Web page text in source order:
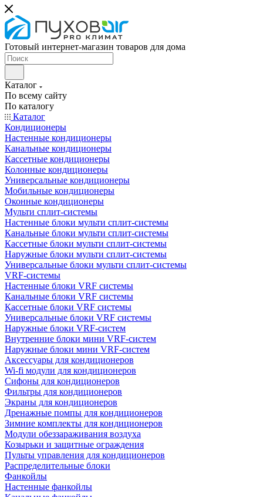
Готовый интернет-магазин товаров для дома
Каталог
По всему сайту
По каталогу
Каталог
Кондиционеры
Настенные кондиционеры
Канальные кондиционеры
Кассетные кондиционеры
Колонные кондиционеры
Универсальные кондиционеры
Мобильные кондиционеры
Оконные кондиционеры
Мульти сплит-системы
Настенные блоки мульти сплит-системы
Канальные блоки мульти сплит-системы
Кассетные блоки мульти сплит-системы
Наружные блоки мульти сплит-системы
Универсальные блоки мульти сплит-системы
VRF-системы
Настенные блоки VRF системы
Канальные блоки VRF системы
Кассетные блоки VRF системы
Универсальные блоки VRF системы
Наружные блоки VRF-систем
Внутренние блоки мини VRF-систем
Наружные блоки мини VRF-систем
Аксессуары для кондиционеров
Wi-fi модули для кондиционеров
Сифоны для кондиционеров
Фильтры для кондиционеров
Экраны для кондиционеров
Дренажные помпы для кондиционеров
Зимние комплекты для кондиционеров
Модули обеззараживания воздуха
Козырьки и защитные ограждения
Пульты управления для кондиционеров
Распределительные блоки
Фанкойлы
Настенные фанкойлы